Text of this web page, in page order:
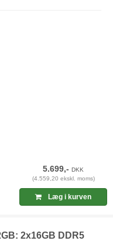
5.699,-DKK
(4.559,20 ekskl. moms)
Læg i kurven
2x16GB DDR5